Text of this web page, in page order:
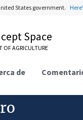
States government.
Space
OF AGRICULTURE
de